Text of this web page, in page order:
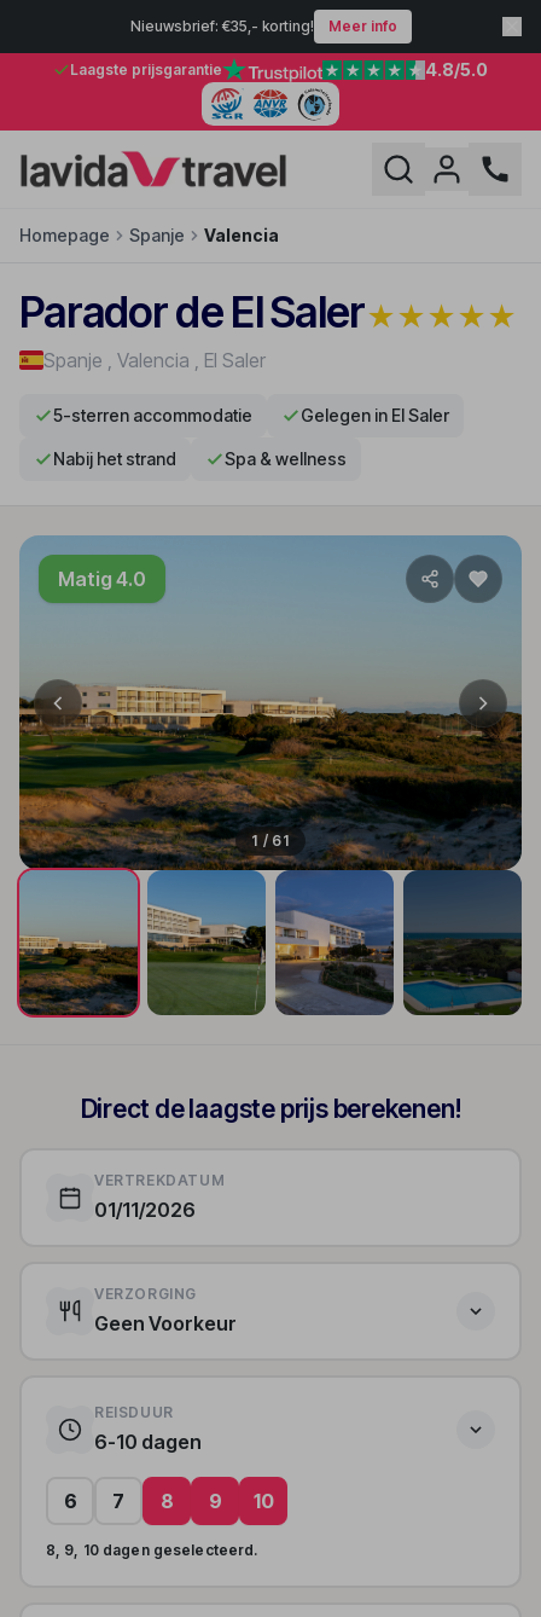
Nieuwsbrief: €35,- korting! Meer info
Laagste prijsgarantie 4.8/5.0
Homepage Spanje Valencia
Parador de El Saler★★★★★
Spanje , Valencia , El Saler
5-sterren accommodatie Gelegen in El Saler
Nabij het strand Spa & wellness
Matig 4.0
1 / 61
Direct de laagste prijs berekenen!
VERTREKDATUM
01/11/2026
VERZORGING
Geen Voorkeur
REISDUUR
6-10 dagen
6 7 8 9 10
8, 9, 10 dagen geselecteerd.